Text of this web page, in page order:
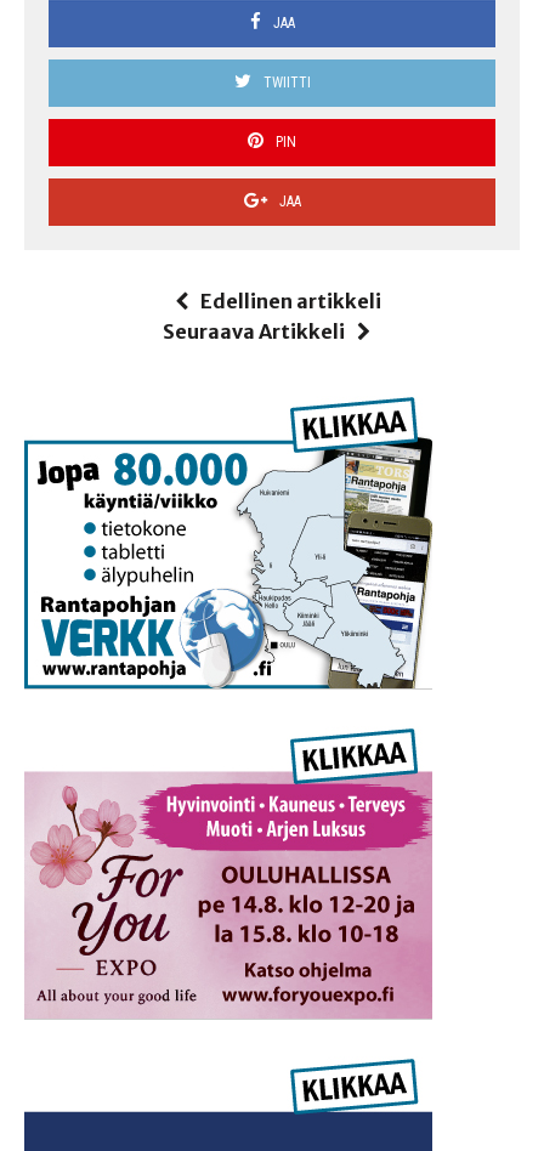
JAA
TWIITTI
PIN
JAA
Edellinen artikkeli
Seuraava Artikkeli